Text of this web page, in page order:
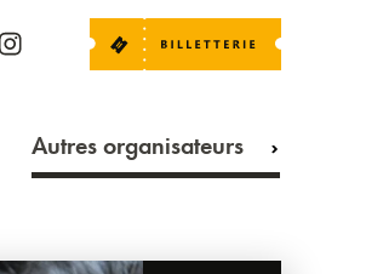
Autres organisateurs